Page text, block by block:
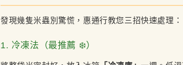
發現幾隻米蟲別驚慌，惠通行教您三招快速處理：
1. 冷凍法（最推薦 ❄️）